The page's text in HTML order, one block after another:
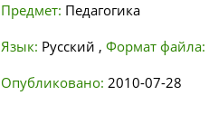
Предмет: Педагогика
Язык: Русский , Формат файла:
Опубликовано: 2010-07-28